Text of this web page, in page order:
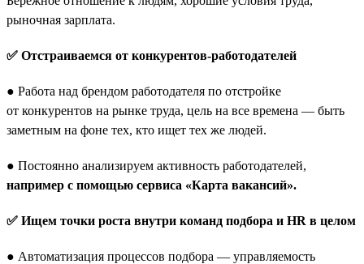
рыночная зарплата.
✅ Отстраиваемся от конкурентов-работодателей
● Работа над брендом работодателя по отстройке
от конкурентов на рынке труда, цель на все времена — быть
заметным на фоне тех, кто ищет тех же людей.
● Постоянно анализируем активность работодателей,
например с помощью сервиса «Карта вакансий».
✅ Ищем точки роста внутри команд подбора и HR в целом
● Автоматизация процессов подбора — управляемость